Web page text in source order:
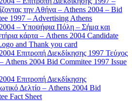
την Αθήνα – Athens 2004 – Bid
1997 – Advertising Athens
– Υποψήφια Πόλη – Σήμα και
κάρτα – Athens 2004 Candidate
and Thank you card
Επιτροπή Διεκδίκησης 1997 Τεύχος
Athens 2004 Bid Commitee 1997 Issue
Επιτροπή Διεκδίκησης
Δελτίο – Athens 2004 Bid
Fact Sheet